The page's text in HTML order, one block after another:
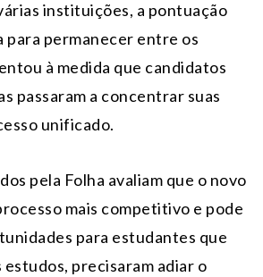
instituições, a pontuação
para permanecer entre os
à medida que candidatos
passaram a concentrar suas
unificado.
pela Folha avaliam que o novo
mais competitivo e pode
para estudantes que
precisaram adiar o